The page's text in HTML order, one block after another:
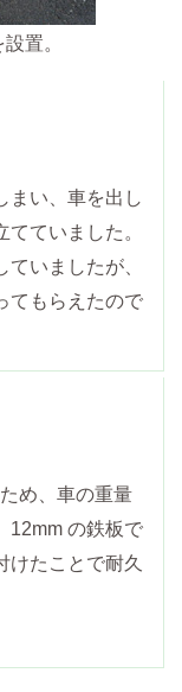
置。
まい、車を出し
ていました。
いましたが、
てもらえたので
め、車の重量
12mm の鉄板で
けたことで耐久